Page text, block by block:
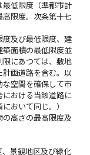
低限度（準都市計
限度。次条第十七
及び最低限度、建
面積の最低限度並
限にあつては、敷地
画道路を含む。以
空間を確保して市
おける当該道路に
おいて同じ。）
高さの最高限度及
景観地区及び緑化